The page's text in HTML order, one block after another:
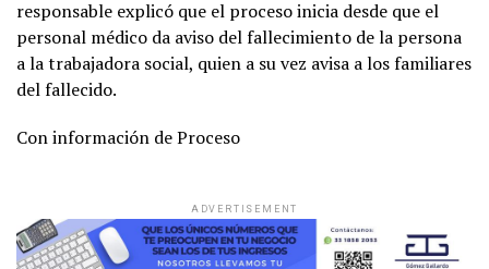
responsable explicó que el proceso inicia desde que el
personal médico da aviso del fallecimiento de la persona
a la trabajadora social, quien a su vez avisa a los familiares
del fallecido.
Con información de Proceso
ADVERTISEMENT